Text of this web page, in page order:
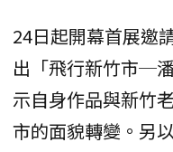
24日起開幕首展邀
出「飛行新竹市─
示自身作品與新竹
市的面貌轉變。另